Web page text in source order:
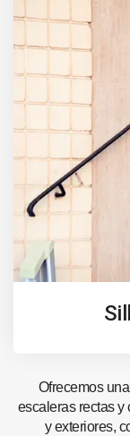
Ofrecemos
escaleras rectas y
y exteriores,